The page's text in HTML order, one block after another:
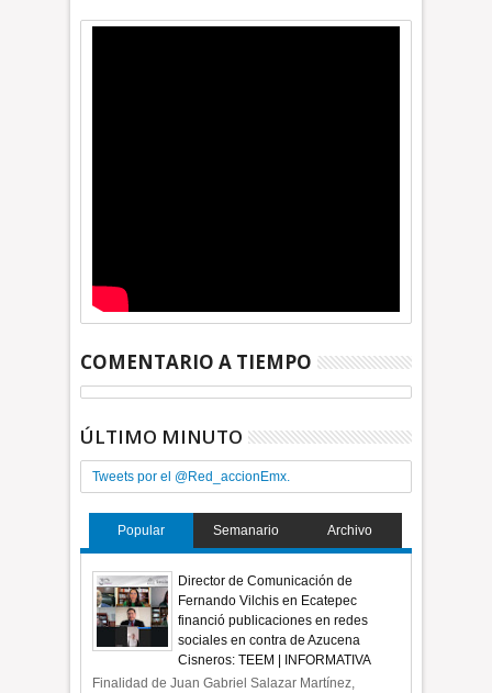
COMENTARIO A TIEMPO
ÚLTIMO MINUTO
Tweets por el @Red_accionEmx.
Popular Semanario Archivo
Director de Comunicación de
Fernando Vilchis en Ecatepec
financió publicaciones en redes
sociales en contra de Azucena
Cisneros: TEEM | INFORMATIVA
Finalidad de Juan Gabriel Salazar Martínez,